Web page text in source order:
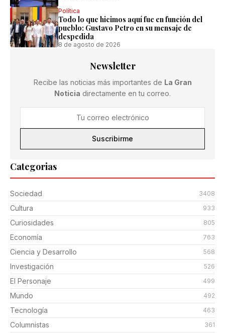
Política
Todo lo que hicimos aquí fue en función del
pueblo: Gustavo Petro en su mensaje de
despedida
8 de agosto de 2026
Categorias
Sociedad 3408
Cultura 933
Curiosidades 805
Economía 763
Ciencia y Desarrollo 568
Investigación 526
El Personaje 499
Mundo 492
Tecnología 463
Columnistas 361
Newsletter
Recibe las noticias más importantes de La Gran
Noticia directamente en tu correo.
Suscribirme